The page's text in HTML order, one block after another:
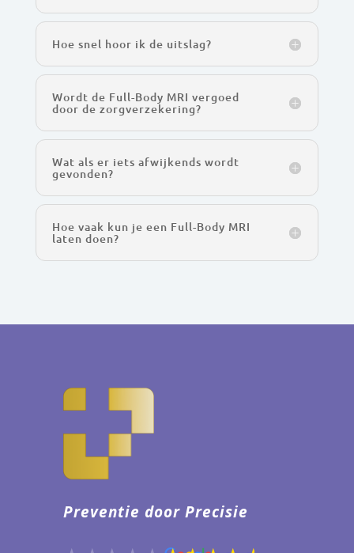
Hoe snel hoor ik de uitslag?
Wordt de Full-Body MRI vergoed
door de zorgverzekering?
Wat als er iets afwijkends wordt
gevonden?
Hoe vaak kun je een Full-Body MRI
laten doen?
Preventie door Precisie